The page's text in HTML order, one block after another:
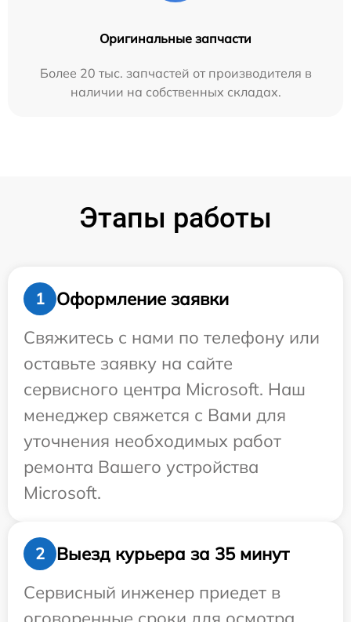
Оригинальные запчасти
Более 20 тыс. запчастей от производителя в
наличии на собственных складах.
Этапы работы
1
Оформление заявки
Свяжитесь с нами по телефону или
оставьте заявку на сайте
сервисного центра Microsoft. Наш
менеджер свяжется с Вами для
уточнения необходимых работ
ремонта Вашего устройства
Microsoft.
2
Выезд курьера за 35 минут
Сервисный инженер приедет в